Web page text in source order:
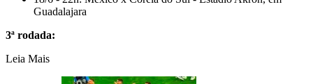
Guadalajara
3ª rodada:
Leia Mais